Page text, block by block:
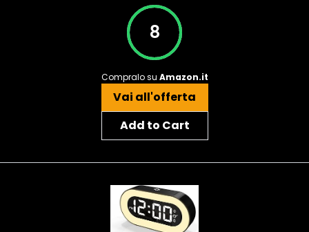
8
Compralo su Amazon.it
Vai all'offerta
Add to Cart